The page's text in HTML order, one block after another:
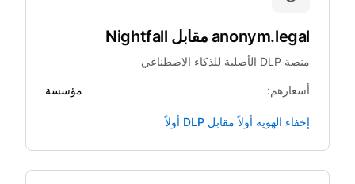
anonym.legal مقابل Nightfall
منصة DLP الأصلية للذكاء الاصطناعي
أسعارهم: مؤسسة
إخفاء الهوية أولاً مقابل DLP أولاً